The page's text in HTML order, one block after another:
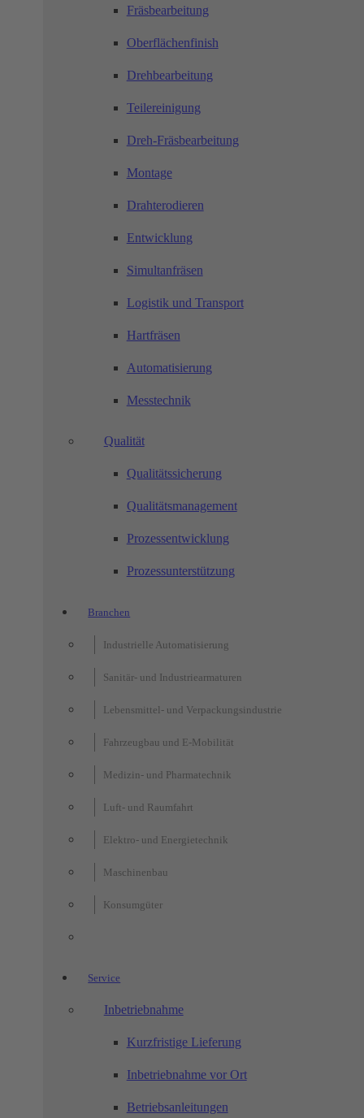
Fräsbearbeitung
Oberflächenfinish
Drehbearbeitung
Teilereinigung
Dreh-Fräsbearbeitung
Montage
Drahterodieren
Entwicklung
Simultanfräsen
Logistik und Transport
Hartfräsen
Automatisierung
Messtechnik
Qualität
Qualitätssicherung
Qualitätsmanagement
Prozessentwicklung
Prozessunterstützung
Branchen
Industrielle Automatisierung
Sanitär- und Industriearmaturen
Lebensmittel- und Verpackungsindustrie
Fahrzeugbau und E-Mobilität
Medizin- und Pharmatechnik
Luft- und Raumfahrt
Elektro- und Energietechnik
Maschinenbau
Konsumgüter
Service
Inbetriebnahme
Kurzfristige Lieferung
Inbetriebnahme vor Ort
Betriebsanleitungen